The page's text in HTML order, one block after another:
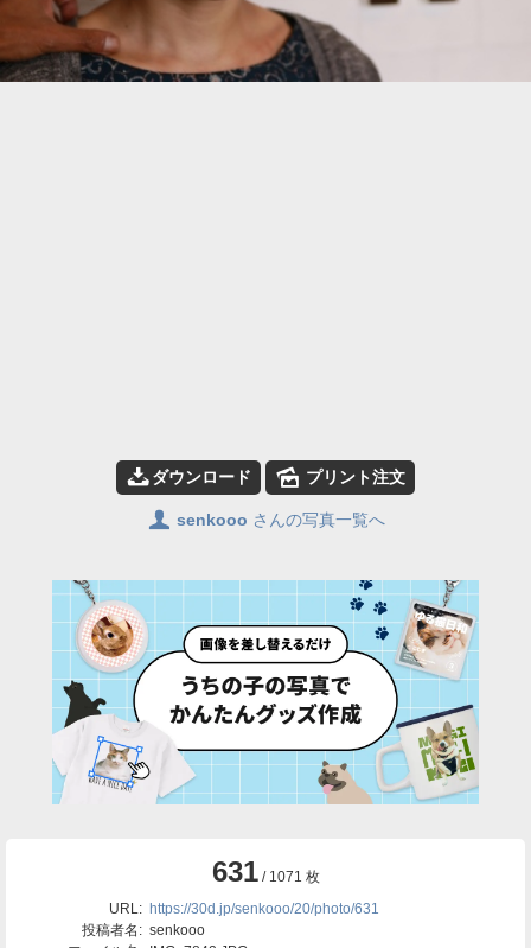
📥ダウンロード 🌄 プリント注文
👤 senkooo さんの写真一覧へ
631 / 1071 枚
URL: https://30d.jp/senkooo/20/photo/631
投稿者名: senkooo